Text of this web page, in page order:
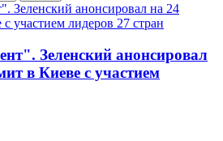
Зеленский анонсировал
в Киеве с участием